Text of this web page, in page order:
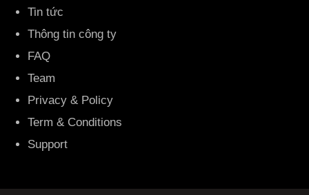
Tin tức
Thông tin công ty
FAQ
Team
Privacy & Policy
Term & Conditions
Support